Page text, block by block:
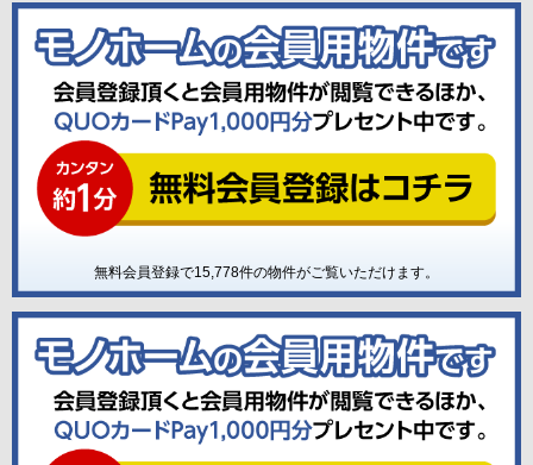
無料会員登録で15,778件の物件がご覧いただけます。